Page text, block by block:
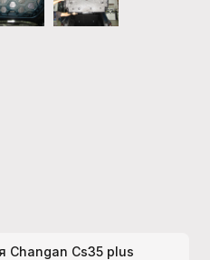
Changan Cs35 plus